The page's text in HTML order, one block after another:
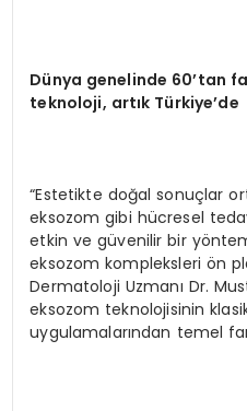
Dünya genelinde 60’tan
teknoloji, artık Türkiye’de
“Estetikte doğal sonuçlar
eksozom gibi hücresel
etkin ve güvenilir bir
eksozom kompleksleri ön
Dermatoloji Uzmanı Dr.
eksozom teknolojisinin
uygulamalarından temel